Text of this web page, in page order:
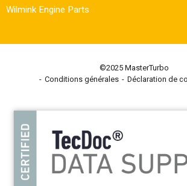
Wilmink Engine Parts
©2025 MasterTurbo
Conditions générales
Déclaration de